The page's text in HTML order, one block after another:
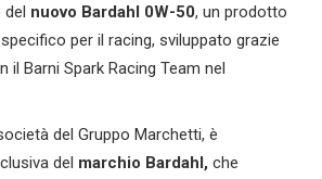
del nuovo Bardahl 0W-50, un prodotto
per il racing, sviluppato grazie
il Barni Spark Racing Team nel
del Gruppo Marchetti, è
del marchio Bardahl, che